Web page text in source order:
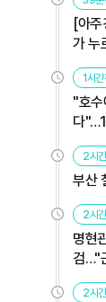
[아
가 누
外
1시간
"호수
다
2시
부산
2시
명현
검…"
2시